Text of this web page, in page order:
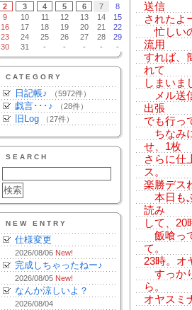
2
3 4 5 6 7
8
9
10 11 12 13 14
15
16
17 18 19 20 21
22
23
24 25 26 27 28
29
30
31 - - - - -
CATEGORY
日記帳♪ （5972件）
戯言･･･♪ （28件）
旧Log （27件）
SEARCH
NEW ENTRY
仕様変更
2026/08/06 New!
完成しちゃったねー♪
2026/08/05 New!
なんか涼しいよ？
2026/08/04
送信
されたよ
忙しい
流用
すれば、
れて
しまいま
メル送
出張
でも行っ
ちなみ
せ、1枚
さらに仕
ス。
楽勝デス
本日も
読み
して、20
飯喰っ
て。
23時。オ
すっか
ら。
オヤスミ